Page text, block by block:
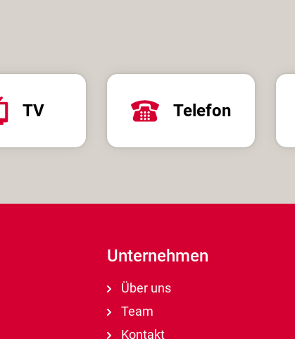
TV Telefon
Unternehmen
Über uns
Team
Kontakt